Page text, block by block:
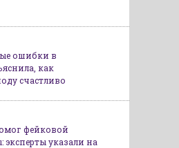
ошибки в
как
счастливо
фейковой
указали на